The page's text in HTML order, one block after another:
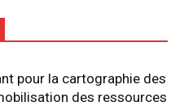
pour la cartographie des
des ressources